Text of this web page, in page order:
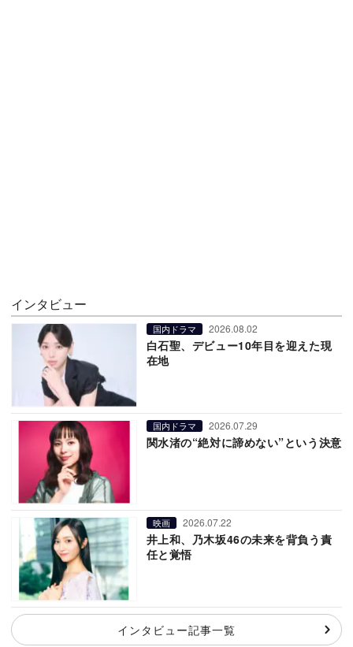
インタビュー
国内ドラマ 2026.08.02
白石聖、デビュー10年目を迎えた現
在地
国内ドラマ 2026.07.29
関水渚の“絶対に諦めない”という決意
映画 2026.07.22
井上和、乃木坂46の未来を背負う責
任と覚悟
インタビュー記事一覧